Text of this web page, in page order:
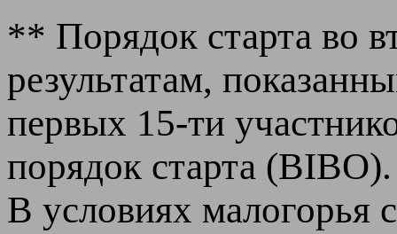
** Порядок старта во
результатам,
первых 15-ти
порядок старта (BIBO).
В условиях малогорья